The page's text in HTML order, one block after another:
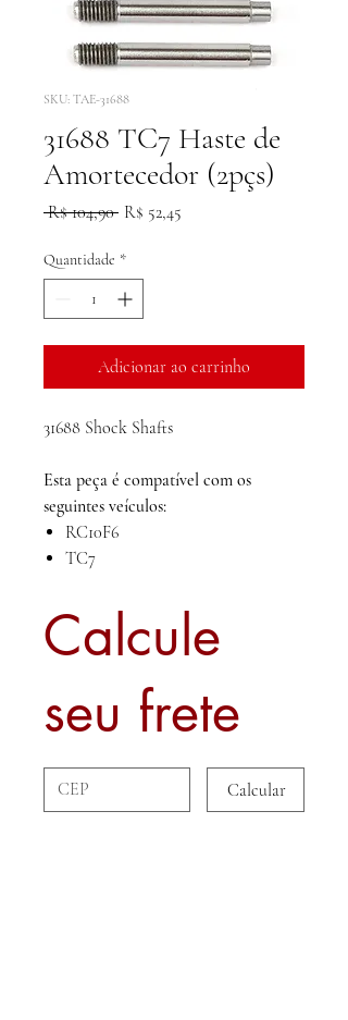
SKU: TAE-31688
31688 TC7 Haste de
Amortecedor (2pçs)
R$ 104,90 Preço
R$ 52,45
Quantidade *
Adicionar ao carrinho
31688 Shock Shafts
Esta peça é compatível com os
seguintes veículos:
RC10F6
TC7
Calcule
seu frete
Calcular